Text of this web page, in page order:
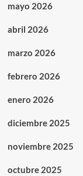
mayo 2026
abril 2026
marzo 2026
febrero 2026
enero 2026
diciembre 2025
noviembre 2025
octubre 2025